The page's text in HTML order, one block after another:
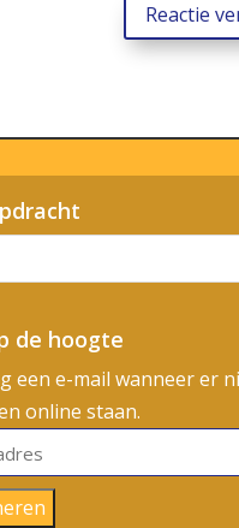
Reactie
de hoogte
een e-mail wanneer er
online staan.